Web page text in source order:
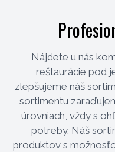
Nájdete u nás
reštaurácie pod
zlepšujeme náš
sortimentu
úrovniach, vždy s
potreby. Náš
produktov s